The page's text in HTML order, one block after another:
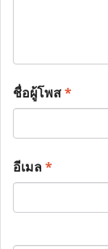
ชื่อผู้โพส*
อีเมล*